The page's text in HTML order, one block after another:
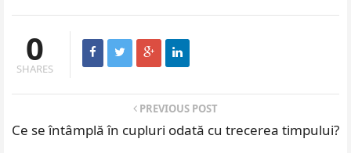
0
SHARES
PREVIOUS POST
Ce se întâmplă în cupluri odată cu trecerea timpului?